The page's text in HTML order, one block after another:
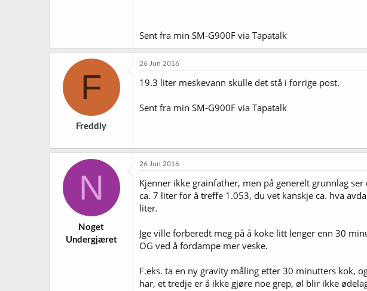
Sent fra min SM-G900F via Tapatalk
F
Freddly
26 Jun 2016
19.3 liter meskevann skulle det stå i forrige post.
Sent fra min SM-G900F via Tapatalk
N
Noget
Undergjæret
26 Jun 2016
Kjenner ikke grainfather, men på generelt grunnlag
ca. 7 liter for å treffe 1.053, du vet kanskje ca. hva
liter.
Jge ville forberedt meg på å koke litt lenger enn 30
OG ved å fordampe mer veske.
F.eks. ta en ny gravity måling etter 30 minutters kok,
har, et tredje er å ikke gjøre noe grep, øl blir ikke